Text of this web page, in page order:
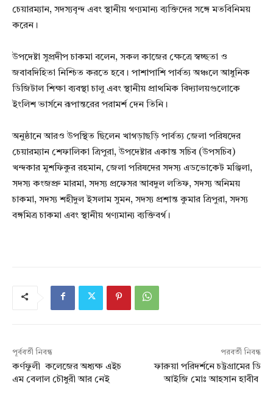
চেয়ারম্যান, সদস্যবৃন্দ এবং স্থানীয় গণ্যমান্য ব্যক্তিদের সঙ্গে মতবিনিময়
করেন।
উপদেষ্টা সুপ্রদীপ চাকমা বলেন, সকল কাজের ক্ষেত্রে স্বচ্ছতা ও
জবাবদিহিতা নিশ্চিত করতে হবে। পাশাপাশি পার্বত্য অঞ্চলে আধুনিক
ডিজিটাল শিক্ষা ব্যবস্থা চালু এবং স্থানীয় প্রাথমিক বিদ্যালয়গুলোকে
ইংলিশ ভার্সনে রূপান্তরের পরামর্শ দেন তিনি।
অনুষ্ঠানে আরও উপস্থিত ছিলেন খাগড়াছড়ি পার্বত্য জেলা পরিষদের
চেয়ারম্যান শেফালিকা ত্রিপুরা, উপদেষ্টার একান্ত সচিব (উপসচিব)
খন্দকার মুশফিকুর রহমান, জেলা পরিষদের সদস্য এডভোকেট মঞ্জিলা,
সদস্য কংজপ্রু মারমা, সদস্য প্রফেসর আবদুল লতিফ, সদস্য অনিময়
চাকমা, সদস্য শহীদুল ইসলাম সুমন, সদস্য প্রশান্ত কুমার ত্রিপুরা, সদস্য
বঙ্গমিত্র চাকমা এবং স্থানীয় গণ্যমান্য ব্যক্তিবর্গ।
পূর্ববর্তী নিবন্ধ
কর্ণফুলী কলেজের অধ্যক্ষ এইচ
এম বেলাল চৌধুরী আর নেই
পরবর্তী নিবন্ধ
ফারুয়া পরিদর্শনে চট্টগ্রামের ডি
আইজি মোঃ আহসান হাবীব